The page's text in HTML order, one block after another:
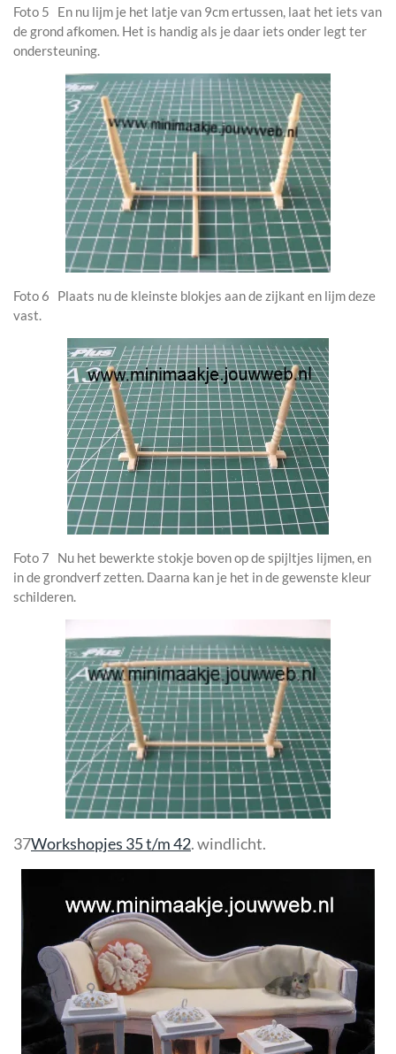
Foto 5 En nu lijm je het latje van 9cm ertussen, laat het iets van
de grond afkomen. Het is handig als je daar iets onder legt ter
ondersteuning.
Foto 6 Plaats nu de kleinste blokjes aan de zijkant en lijm deze
vast.
Foto 7 Nu het bewerkte stokje boven op de spijltjes lijmen, en
in de grondverf zetten. Daarna kan je het in de gewenste kleur
schilderen.
37Workshopjes 35 t/m 42. windlicht.